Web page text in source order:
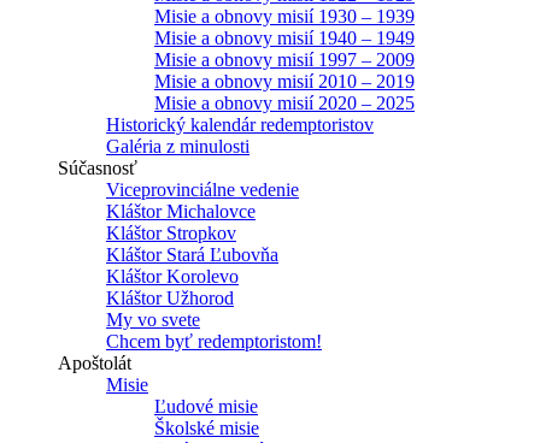
Misie a obnovy misií 1930 – 1939
Misie a obnovy misií 1940 – 1949
Misie a obnovy misií 1997 – 2009
Misie a obnovy misií 2010 – 2019
Misie a obnovy misií 2020 – 2025
Historický kalendár redemptoristov
Galéria z minulosti
Súčasnosť
Viceprovinciálne vedenie
Kláštor Michalovce
Kláštor Stropkov
Kláštor Stará Ľubovňa
Kláštor Korolevo
Kláštor Užhorod
My vo svete
Chcem byť redemptoristom!
Apoštolát
Misie
Ľudové misie
Školské misie